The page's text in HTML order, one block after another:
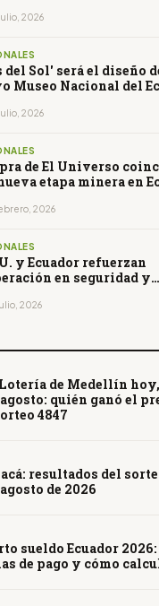
2026
del Sol' será el diseño
Museo Nacional del
2026
de El Universo
etapa minera en
2026
y Ecuador refuerzan
en seguridad y
2026
de Medellín hoy,
agosto: quién ganó el
4847
resultados del
de 2026
sueldo Ecuador 2026:
de pago y cómo